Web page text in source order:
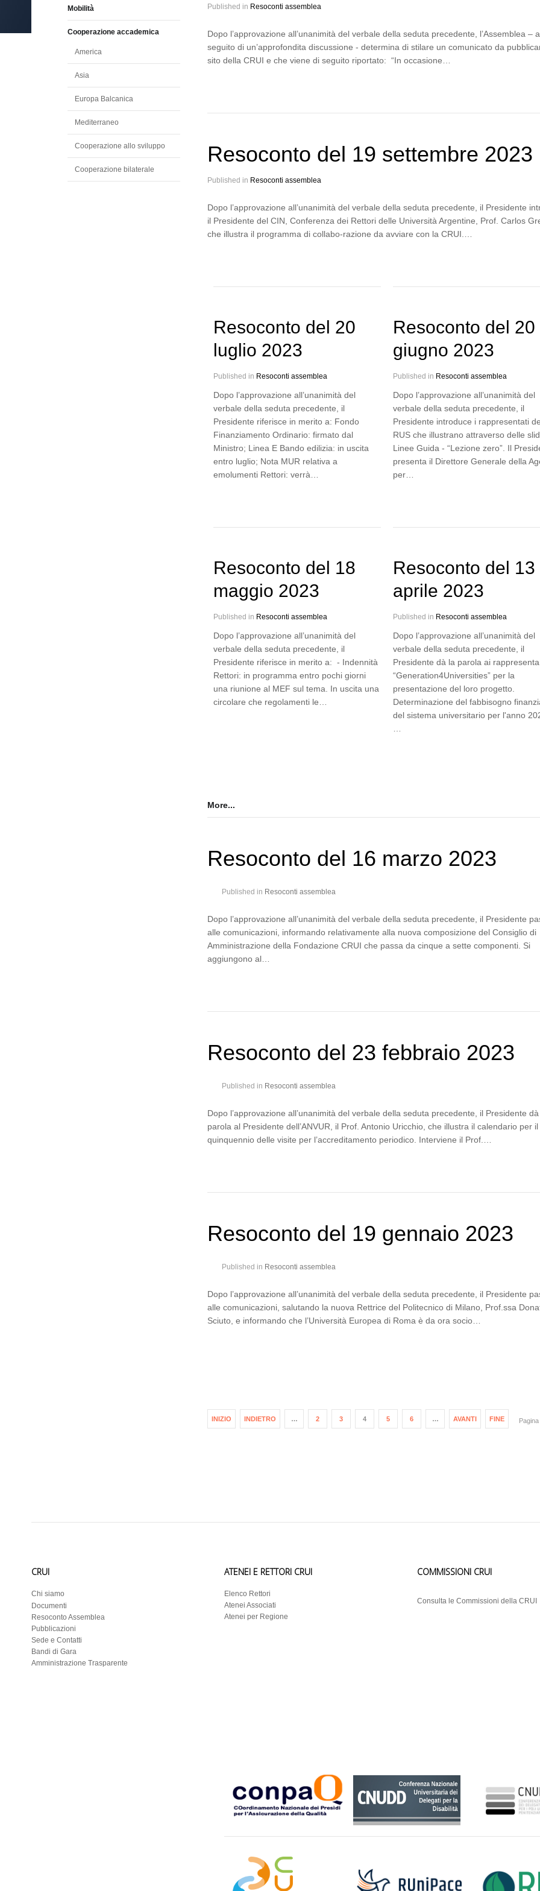
Published in Resoconti assemblea
Dopo l’approvazione all’unanimità del verbale della seduta precedente, l’Assemblea – a
seguito di un’approfondita discussione - determina di stilare un comunicato da
sito della CRUI e che viene di seguito riportato: “In occasione…
Resoconto del 19 settembre 2023
Published in Resoconti assemblea
Dopo l’approvazione all’unanimità del verbale della seduta precedente, il Presidente
il Presidente del CIN, Conferenza dei Rettori delle Università Argentine, Prof. Carlos
che illustra il programma di collabo-razione da avviare con la CRUI.…
Resoconto del 20
luglio 2023
Published in Resoconti assemblea
Dopo l’approvazione all’unanimità del
verbale della seduta precedente, il
Presidente riferisce in merito a: Fondo
Finanziamento Ordinario: firmato dal
Ministro; Linea E Bando edilizia: in uscita
entro luglio; Nota MUR relativa a
emolumenti Rettori: verrà…
Resoconto del 20
giugno 2023
Published in Resoconti assemblea
Dopo l’approvazione all’unanimità del
verbale della seduta precedente, il
Presidente introduce i rappresentati
RUS che illustrano attraverso delle
Linee Guida - “Lezione zero”. Il
presenta il Direttore Generale della
per…
Resoconto del 18
maggio 2023
Published in Resoconti assemblea
Dopo l’approvazione all’unanimità del
verbale della seduta precedente, il
Presidente riferisce in merito a: - Indennità
Rettori: in programma entro pochi giorni
una riunione al MEF sul tema. In uscita una
circolare che regolamenti le…
Resoconto del 13
aprile 2023
Published in Resoconti assemblea
Dopo l’approvazione all’unanimità del
verbale della seduta precedente, il
Presidente dà la parola ai
“Generation4Universities” per la
presentazione del loro progetto.
Determinazione del fabbisogno
del sistema universitario per l'anno
More...
Resoconto del 16 marzo 2023
Published in Resoconti assemblea
Dopo l’approvazione all’unanimità del verbale della seduta precedente, il Presidente
alle comunicazioni, informando relativamente alla nuova composizione del Consiglio di
Amministrazione della Fondazione CRUI che passa da cinque a sette componenti. Si
aggiungono al…
Resoconto del 23 febbraio 2023
Published in Resoconti assemblea
Dopo l’approvazione all’unanimità del verbale della seduta precedente, il Presidente
parola al Presidente dell’ANVUR, il Prof. Antonio Uricchio, che illustra il calendario per il
quinquennio delle visite per l’accreditamento periodico. Interviene il Prof.…
Resoconto del 19 gennaio 2023
Published in Resoconti assemblea
Dopo l’approvazione all’unanimità del verbale della seduta precedente, il Presidente
alle comunicazioni, salutando la nuova Rettrice del Politecnico di Milano, Prof.ssa
Sciuto, e informando che l’Università Europea di Roma è da ora socio…
INIZIO INDIETRO … 2 3 4 5 6 … AVANTI FINE
Mobilità
Cooperazione accademica
America
Asia
Europa Balcanica
Mediterraneo
Cooperazione allo sviluppo
Cooperazione bilaterale
CRUI
Chi siamo
Documenti
Resoconto Assemblea
Pubblicazioni
Sede e Contatti
Bandi di Gara
Amministrazione Trasparente
ATENEI E RETTORI CRUI
Elenco Rettori
Atenei Associati
Atenei per Regione
COMMISSIONI CRUI
Consulta le Commissioni della CRUI